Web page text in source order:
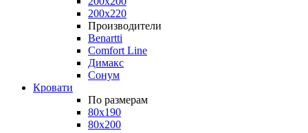
200x220
Производители
Benartti
Comfort Line
Димакс
Сонум
Кровати
По размерам
80x190
80x200